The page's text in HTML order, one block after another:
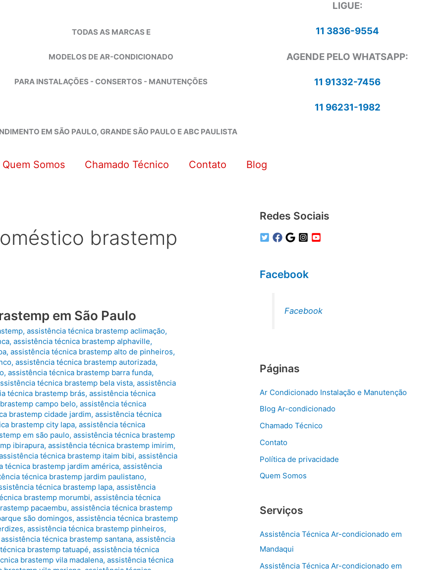
TODAS AS MARCAS E
MODELOS DE AR-CONDICIONADO
PARA INSTALAÇÕES - CONSERTOS - MANUTENÇÕES
LIGUE:
11 3836-9554
AGENDE PELO WHATSAPP:
11 91332-7456
11 96231-1982
EM SÃO PAULO, GRANDE SÃO PAULO E ABC PAULISTA
Quem Somos Chamado Técnico Contato Blog
brastemp
em São Paulo
,assistência técnica brastemp aclimação,
,assistência técnica brastemp alphaville,
,assistência técnica brastemp alto de pinheiros,
,assistência técnica brastemp autorizada,
,assistência técnica brastemp barra funda,
técnica brastemp bela vista,assistência
técnica brastemp brás,assistência técnica
campo belo,assistência técnica
brastemp cidade jardim,assistência técnica
brastemp city lapa,assistência técnica
em são paulo,assistência técnica brastemp
ibirapura,assistência técnica brastemp imirim,
técnica brastemp itaim bibi,assistência
técnica brastemp jardim américa,assistência
técnica brastemp jardim paulistano,
técnica brastemp lapa,assistência
brastemp morumbi,assistência técnica
pacaembu,assistência técnica brastemp
são domingos,assistência técnica brastemp
,assistência técnica brastemp pinheiros,
assistência técnica brastemp santana,assistência
brastemp tatuapé,assistência técnica
brastemp vila madalena,assistência técnica
Redes Sociais
Facebook
Facebook
Páginas
Ar Condicionado Instalação e Manutenção
Blog Ar-condicionado
Chamado Técnico
Contato
Política de privacidade
Quem Somos
Serviços
Assistência Técnica Ar-condicionado em
Mandaqui
Assistência Técnica Ar-condicionado em